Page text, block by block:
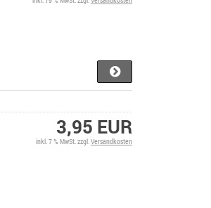
3,95 EUR
inkl. 7 % MwSt. zzgl.Versandkosten